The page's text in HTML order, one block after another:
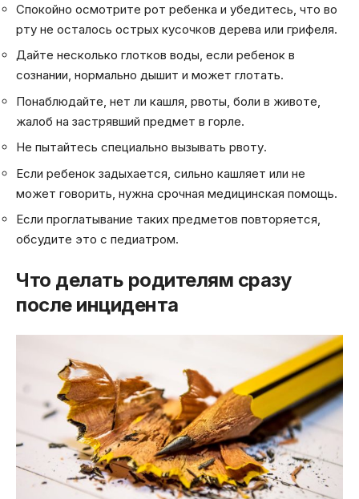
Спокойно осмотрите рот ребенка и убедитесь, что во
рту не осталось острых кусочков дерева или грифеля.
Дайте несколько глотков воды, если ребенок в
сознании, нормально дышит и может глотать.
Понаблюдайте, нет ли кашля, рвоты, боли в животе,
жалоб на застрявший предмет в горле.
Не пытайтесь специально вызывать рвоту.
Если ребенок задыхается, сильно кашляет или не
может говорить, нужна срочная медицинская помощь.
Если проглатывание таких предметов повторяется,
обсудите это с педиатром.
Что делать родителям сразу
после инцидента